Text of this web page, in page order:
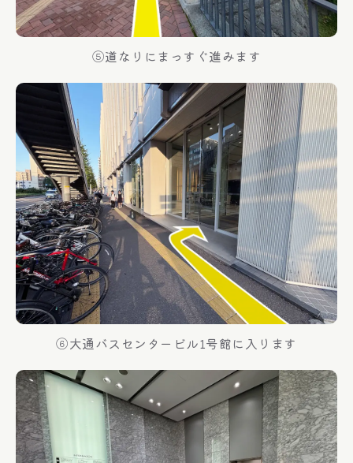
⑤道なりにまっすぐ進みます
⑥大通バスセンタービル1号館に入ります